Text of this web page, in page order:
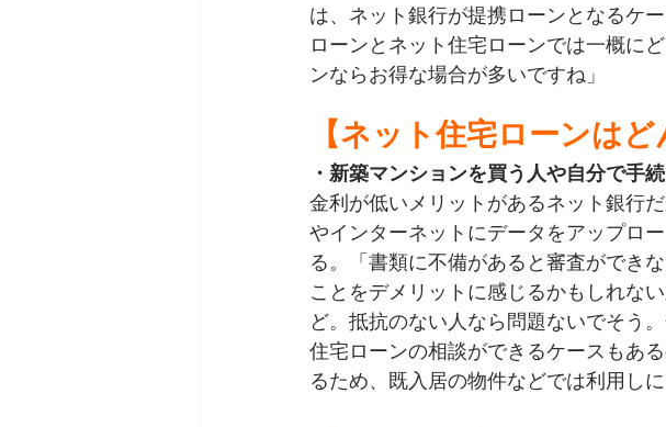
は、ネット銀行が提携ローンとなるケ
ローンとネット住宅ローンでは一概に
ンならお得な場合が多いですね」
【ネット住宅ローンは
・新築マンションを買う人や自分で手
金利が低いメリットがあるネット銀行
やインターネットにデータをアップロ
る。「書類に不備があると審査ができ
ことをデメリットに感じるかもしれな
ど。抵抗のない人なら問題ないでそう
住宅ローンの相談ができるケースもあ
るため、既入居の物件などでは利用し